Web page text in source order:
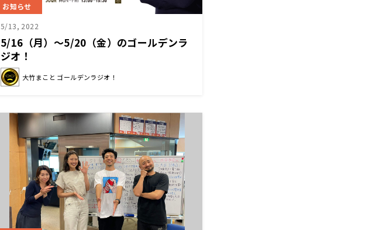
お知らせ
5/13, 2022
5/16（月）～5/20（金）のゴールデンラ
ジオ！
大竹まこと ゴールデンラジオ！